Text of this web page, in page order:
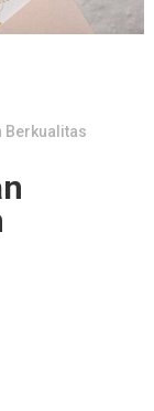
Berkualitas